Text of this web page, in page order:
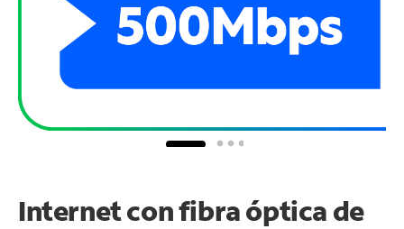
Internet con fibra óptica de